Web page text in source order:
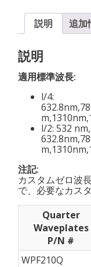
説明 追加
説明
適用標準波長:
l/4:
l/2: 532 nm,
注記:
カスタムゼロ波
で、必要なカス
Quarter
Waveplates
P/N #
WPF210Q